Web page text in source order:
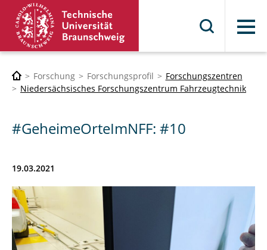
Menü
Forschung Forschungsprofil
Forschungszentren
Niedersächsisches Forschungszentrum Fahrzeugtechnik
#GeheimeOrteImNFF: #10
19.03.2021